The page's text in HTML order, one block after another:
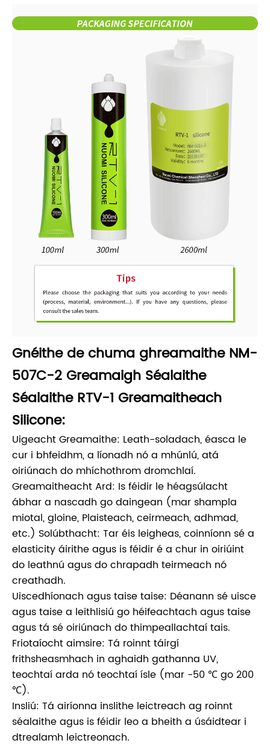
Gnéithe de chuma ghreamaithe NM-
507C-2 Greamaigh Séalaithe
Séalaithe RTV-1 Greamaitheach
Silicone:
Uigeacht Greamaithe: Leath-soladach, éasca le
cur i bhfeidhm, a líonadh nó a mhúnlú, atá
oiriúnach do mhíchothrom dromchlaí.
Greamaitheacht Ard: Is féidir le héagsúlacht
ábhar a nascadh go daingean (mar shampla
miotal, gloine, Plaisteach, ceirmeach, adhmad,
etc.) Solúbthacht: Tar éis leigheas, coinníonn sé a
elasticity áirithe agus is féidir é a chur in oiriúint
do leathnú agus do chrapadh teirmeach nó
creathadh.
Uiscedhíonach agus taise taise: Déanann sé uisce
agus taise a leithlisiú go héifeachtach agus taise
agus tá sé oiriúnach do thimpeallachtaí tais.
Friotaíocht aimsire: Tá roinnt táirgí
frithsheasmhach in aghaidh gathanna UV,
teochtaí arda nó teochtaí ísle (mar -50 ℃ go 200
℃).
Insliú: Tá airíonna inslithe leictreach ag roinnt
séalaithe agus is féidir leo a bheith a úsáidtear i
dtrealamh leictreonach.